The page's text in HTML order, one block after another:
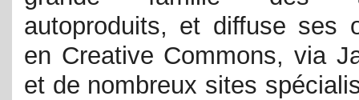
autoproduits, et diffuse ses
en Creative Commons, via
et de nombreux sites